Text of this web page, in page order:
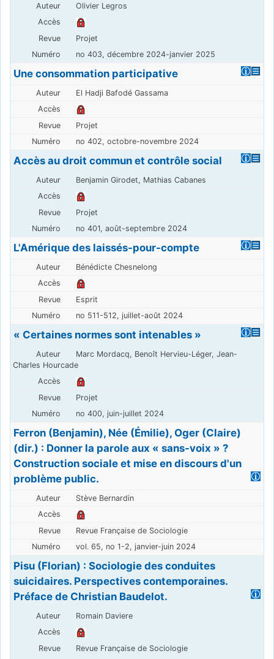
Olivier Legros
Projet
no 403, décembre 2024-janvier 2025
Une consommation participative
El Hadji Bafodé Gassama
Projet
no 402, octobre-novembre 2024
Accès au droit commun et contrôle social
Benjamin Girodet, Mathias Cabanes
Projet
no 401, août-septembre 2024
L'Amérique des laissés-pour-compte
Bénédicte Chesnelong
Esprit
no 511-512, juillet-août 2024
« Certaines normes sont intenables »
Marc Mordacq, Benoît Hervieu-Léger, Jean-
Charles Hourcade
Projet
no 400, juin-juillet 2024
Ferron (Benjamin), Née (Émilie), Oger (Claire)
(dir.) : Donner la parole aux « sans-voix » ?
Construction sociale et mise en discours d'un
problème public.
Stève Bernardin
Revue Française de Sociologie
vol. 65, no 1-2, janvier-juin 2024
Pisu (Florian) : Sociologie des conduites
suicidaires. Perspectives contemporaines.
Préface de Christian Baudelot.
Romain Daviere
Revue Française de Sociologie